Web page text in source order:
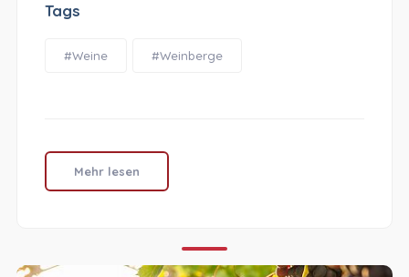
Tags
#Weine #Weinberge
Mehr lesen